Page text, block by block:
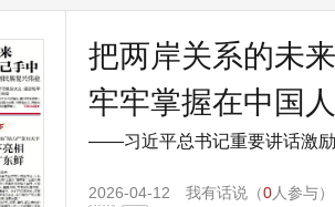
把两岸关系的未来
牢牢掌握在中国
——习近平总书记重要讲话激
2026-04-12 我有话说（0人参与）